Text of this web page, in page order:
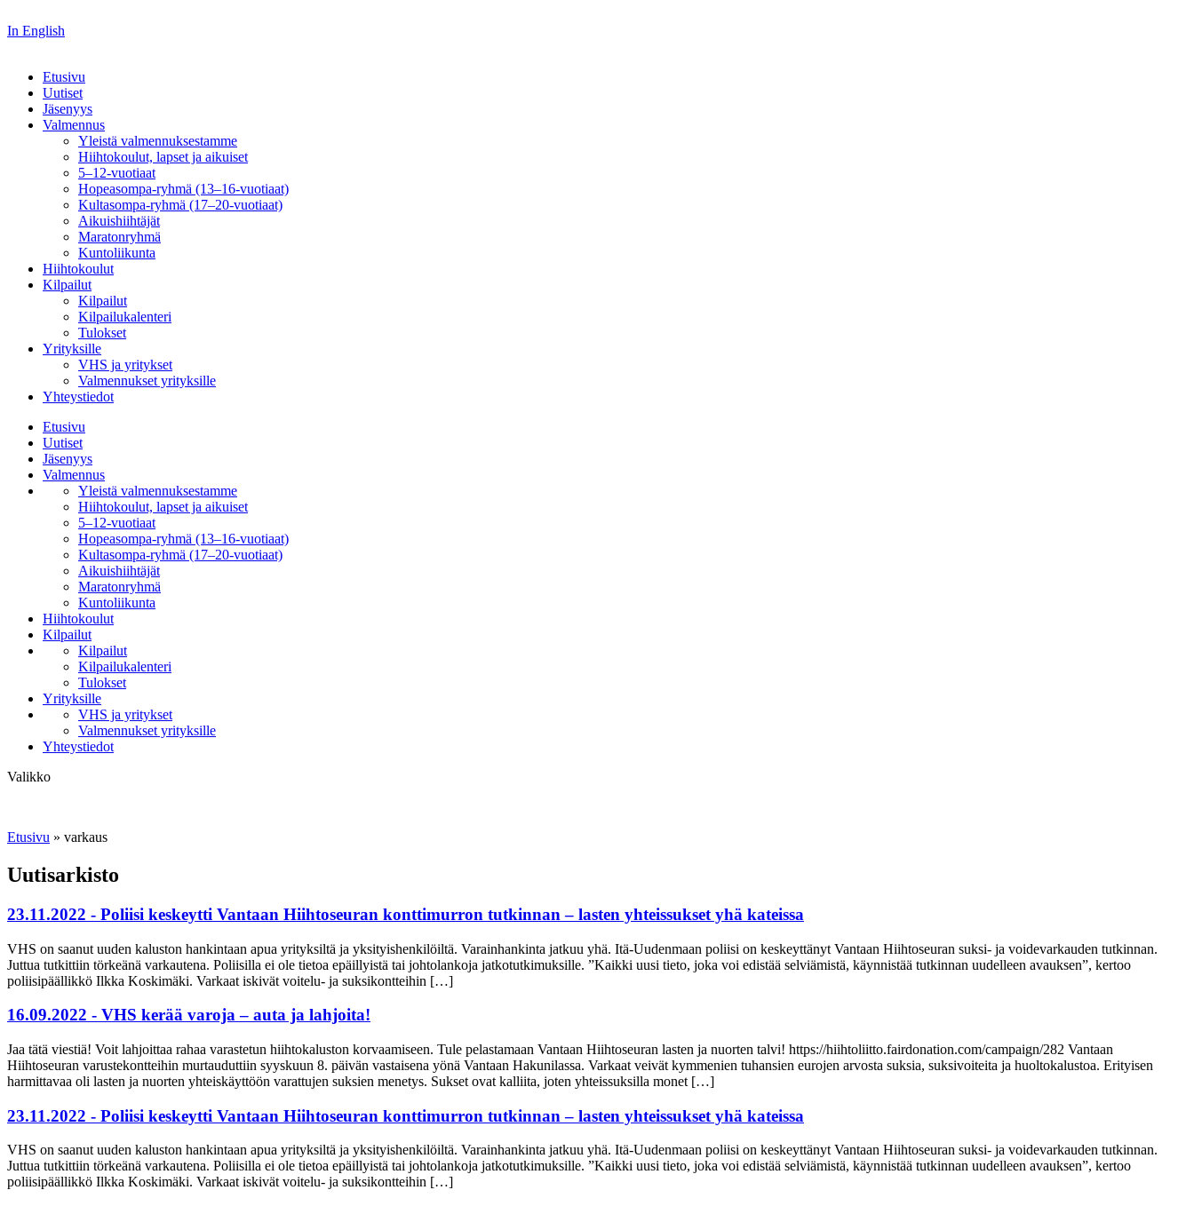
In English
Etusivu
Uutiset
Jäsenyys
Valmennus
Yleistä valmennuksestamme
Hiihtokoulut, lapset ja aikuiset
5–12-vuotiaat
Hopeasompa-ryhmä (13–16-vuotiaat)
Kultasompa-ryhmä (17–20-vuotiaat)
Aikuishiihtäjät
Maratonryhmä
Kuntoliikunta
Hiihtokoulut
Kilpailut
Kilpailut
Kilpailukalenteri
Tulokset
Yrityksille
VHS ja yritykset
Valmennukset yrityksille
Yhteystiedot
Etusivu
Uutiset
Jäsenyys
Valmennus
Yleistä valmennuksestamme
Hiihtokoulut, lapset ja aikuiset
5–12-vuotiaat
Hopeasompa-ryhmä (13–16-vuotiaat)
Kultasompa-ryhmä (17–20-vuotiaat)
Aikuishiihtäjät
Maratonryhmä
Kuntoliikunta
Hiihtokoulut
Kilpailut
Kilpailut
Kilpailukalenteri
Tulokset
Yrityksille
VHS ja yritykset
Valmennukset yrityksille
Yhteystiedot
Valikko
Etusivu » varkaus
Uutisarkisto
23.11.2022 - Poliisi keskeytti Vantaan Hiihtoseuran konttimurron tutkinnan – lasten yhteissukset yhä kateissa
VHS on saanut uuden kaluston hankintaan apua yrityksiltä ja yksityishenkilöiltä. Varainhankinta jatkuu yhä. Itä-Uudenmaan poliisi on keskeyttänyt Vantaan Hiihtoseuran suksi- ja voidevarkauden tutkinnan.
Juttua tutkittiin törkeänä varkautena. Poliisilla ei ole tietoa epäillyistä tai johtolankoja jatkotutkimuksille. ”Kaikki uusi tieto, joka voi edistää selviämistä, käynnistää tutkinnan uudelleen avauksen”, kertoo
poliisipäällikkö Ilkka Koskimäki. Varkaat iskivät voitelu- ja suksikontteihin […]
16.09.2022 - VHS kerää varoja – auta ja lahjoita!
Jaa tätä viestiä! Voit lahjoittaa rahaa varastetun hiihtokaluston korvaamiseen. Tule pelastamaan Vantaan Hiihtoseuran lasten ja nuorten talvi! https://hiihtoliitto.fairdonation.com/campaign/282 Vantaan
Hiihtoseuran varustekontteihin murtauduttiin syyskuun 8. päivän vastaisena yönä Vantaan Hakunilassa. Varkaat veivät kymmenien tuhansien eurojen arvosta suksia, suksivoiteita ja huoltokalustoa. Erityisen
harmittavaa oli lasten ja nuorten yhteiskäyttöön varattujen suksien menetys. Sukset ovat kalliita, joten yhteissuksilla monet […]
23.11.2022 - Poliisi keskeytti Vantaan Hiihtoseuran konttimurron tutkinnan – lasten yhteissukset yhä kateissa
VHS on saanut uuden kaluston hankintaan apua yrityksiltä ja yksityishenkilöiltä. Varainhankinta jatkuu yhä. Itä-Uudenmaan poliisi on keskeyttänyt Vantaan Hiihtoseuran suksi- ja voidevarkauden tutkinnan.
Juttua tutkittiin törkeänä varkautena. Poliisilla ei ole tietoa epäillyistä tai johtolankoja jatkotutkimuksille. ”Kaikki uusi tieto, joka voi edistää selviämistä, käynnistää tutkinnan uudelleen avauksen”, kertoo
poliisipäällikkö Ilkka Koskimäki. Varkaat iskivät voitelu- ja suksikontteihin […]